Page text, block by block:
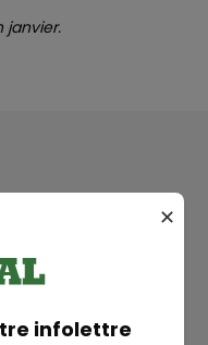
janvier.
infolettre
✕